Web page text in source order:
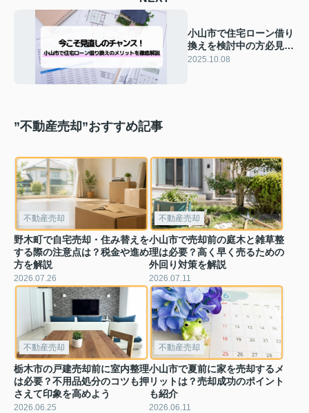
小山市で住宅ローン借り
換えを検討中の方必見！
金利や返済見直しのメリ
2025.10.08
”不動産売却”おすすめ記事
不動産売却
野木町で自宅売却・住み替えを
する際の注意点は？税金や進め
方を解説
2026.07.26
不動産売却
小山市で売却前の庭木と雑草整
理は必要？高く早く売るための
外回り対策を解説
2026.07.11
不動産売却
栃木市の戸建売却前に室内整理
は必要？不用品処分のコツも押
さえて印象を高めよう
2026.06.25
不動産売却
小山市で夏前に家を売却するメ
リットは？売却成功のポイント
も紹介
2026.06.11